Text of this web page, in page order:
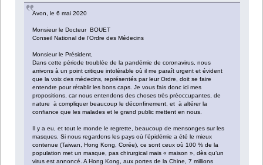
Avon, le 6 mai 2020
Monsieur le Docteur BOUET
Conseil National de l’Ordre des Médecins
Monsieur le Président,
Dans cette période troublée de la pandémie de coronavirus, nous
arrivons à un point critique intolérable où il me paraît urgent et évident
que la voix des médecins, représentés par leur Ordre, doit se faire
entendre pour rétablir les bons caps. Je vous fais donc ici mes
propositions, car nous entendons des choses très préoccupantes, de
nature à compliquer beaucoup le déconfinement, et à altérer la
confiance que les malades et le grand public mettent en nous.
Il y a eu, et tout le monde le regrette, beaucoup de mensonges sur les
masques. Si nous regardons les pays où l’épidémie a été le mieux
contenue (Taiwan, Hong Kong, Corée), ce sont ceux où 100 % de la
population met un masque, pas chirurgical mais « maison », dès qu’un
virus est annoncé. A Hong Kong, aux portes de la Chine, 7 millions